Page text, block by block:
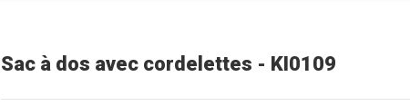
Sac à dos avec cordelettes - KI0109